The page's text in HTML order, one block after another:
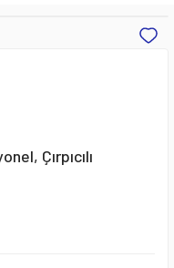
Çırpıcılı